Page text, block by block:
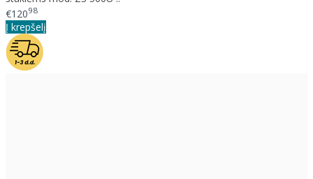
€12098
Į krepšelį